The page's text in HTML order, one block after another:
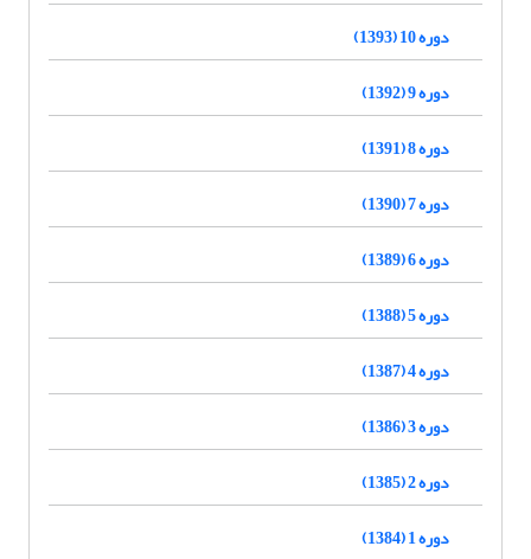
دوره 10 (1393)
دوره 9 (1392)
دوره 8 (1391)
دوره 7 (1390)
دوره 6 (1389)
دوره 5 (1388)
دوره 4 (1387)
دوره 3 (1386)
دوره 2 (1385)
دوره 1 (1384)